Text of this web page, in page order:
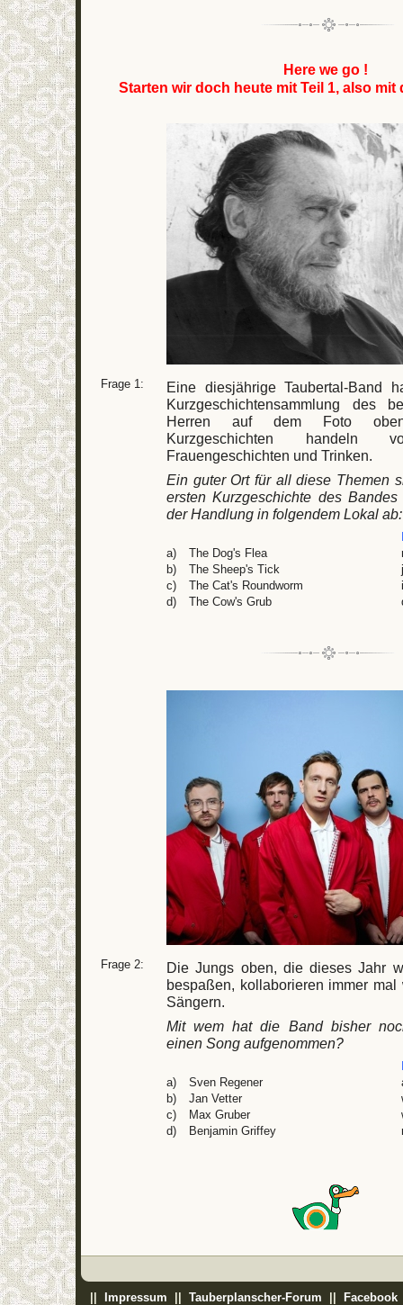
Here we go !
Starten wir doch heute mit Teil 1, also mit
Frage 1:
Eine diesjährige Taubertal-Band
Kurzgeschichtensammlung des
Herren auf dem Foto
Kurzgeschichten handeln
Frauengeschichten und Trinken.
Ein guter Ort für all diese Themen
ersten Kurzgeschichte des
der Handlung in folgendem Lokal ab:
a)
The Dog's Flea
b)
The Sheep's Tick
c)
The Cat's Roundworm
d)
The Cow's Grub
Frage 2:
Die Jungs oben, die dieses Jahr
bespaßen, kollaborieren immer
Sängern.
Mit wem hat die Band bisher
einen Song aufgenommen?
a)
Sven Regener
b)
Jan Vetter
c)
Max Gruber
d)
Benjamin Griffey
Impressum Tauberplanscher-Forum Facebook